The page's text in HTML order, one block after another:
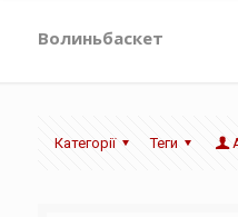
Волиньбаскет
Категорії Теги